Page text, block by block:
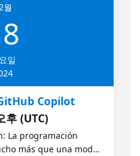
월
일
Copilot
후 (UTC)
La programación
más que una moda